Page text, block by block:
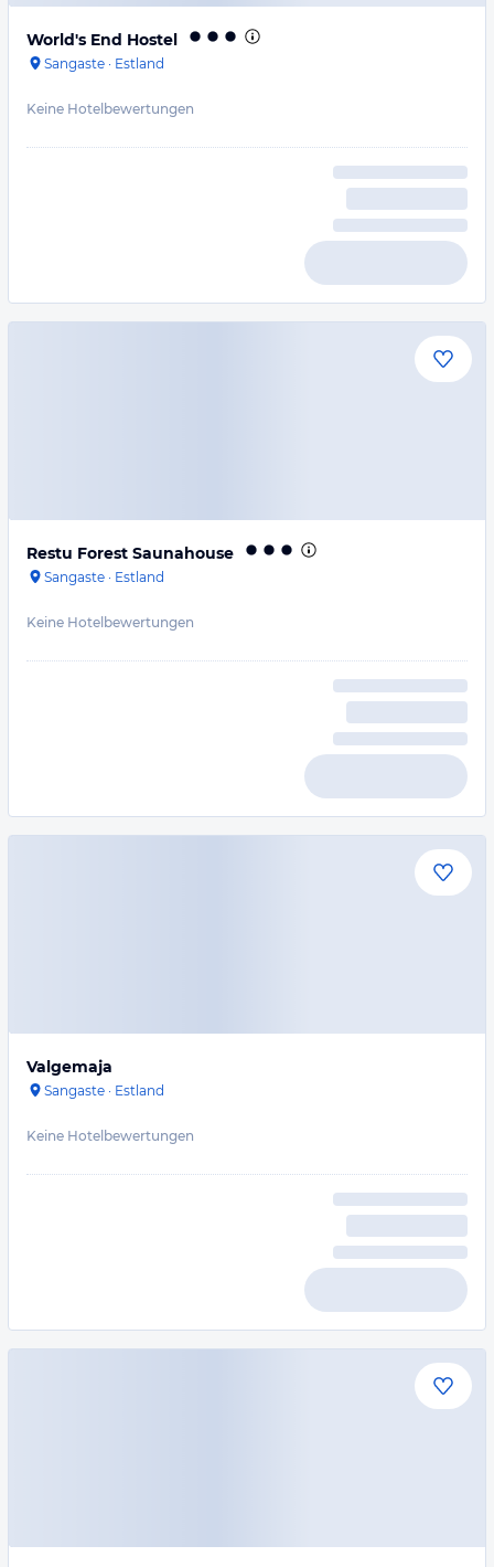
World's End Hostel
Sangaste · Estland
Keine Hotelbewertungen
Restu Forest Saunahouse
Sangaste · Estland
Keine Hotelbewertungen
Valgemaja
Sangaste · Estland
Keine Hotelbewertungen